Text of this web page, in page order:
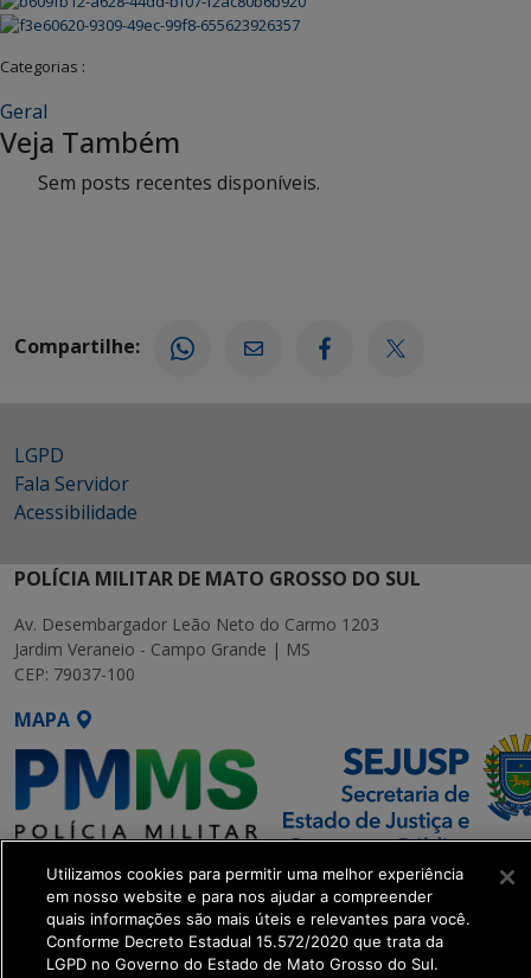
Categorias :
Geral
Veja Também
Sem posts recentes disponíveis.
Compartilhe:
LGPD
Fala Servidor
Acessibilidade
POLÍCIA MILITAR DE MATO GROSSO DO SUL
Av. Desembargador Leão Neto do Carmo 1203
Jardim Veraneio - Campo Grande | MS
CEP: 79037-100
MAPA
SETDIG | Secretaria-Executiva
de Transformação Digital
get_footer();
Utilizamos cookies para permitir uma melhor experiência
em nosso website e para nos ajudar a compreender
quais informações são mais úteis e relevantes para você.
Conforme Decreto Estadual 15.572/2020 que trata da
LGPD no Governo do Estado de Mato Grosso do Sul.